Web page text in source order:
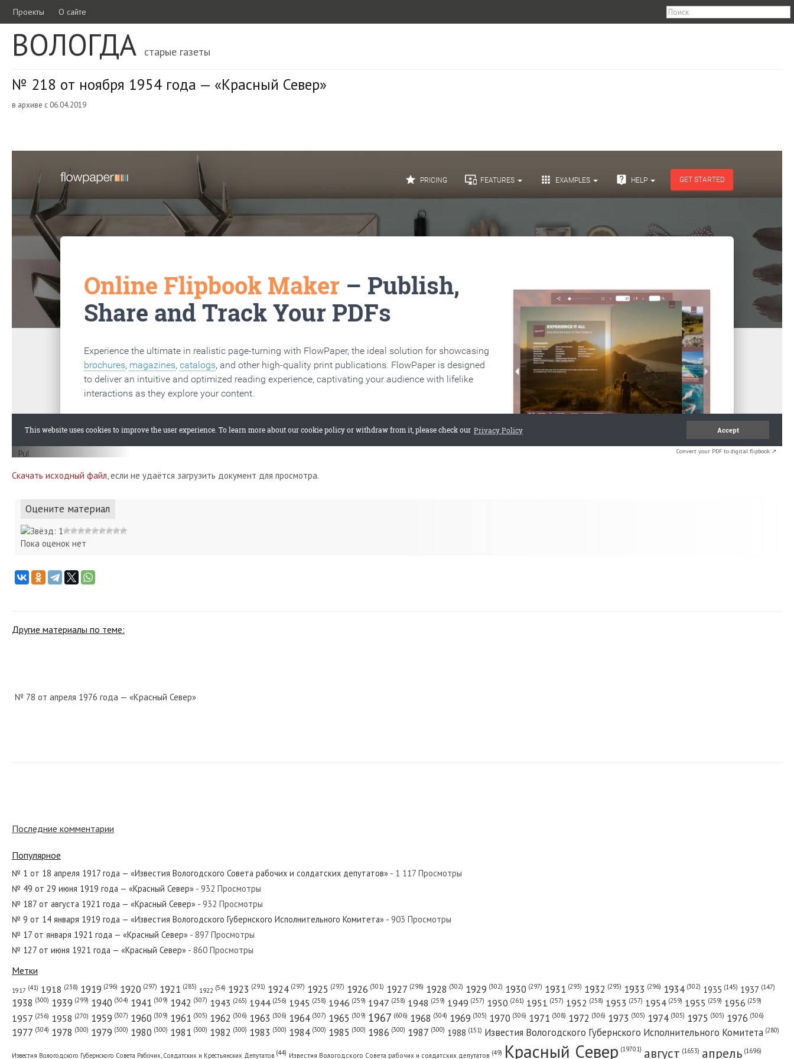
Проекты О сайте
ВОЛОГДА старые газеты
№ 218 от ноября 1954 года — «Красный Север»
в архиве с 06.04.2019
Convert your PDF to digital flipbook ↗
Скачать исходный файл, если не удаётся загрузить документ для просмотра.
Оцените материал
Пока оценок нет
Другие материалы по теме:
№ 78 от апреля 1976 года — «Красный Север»
№ 113 от июня 1945 года — «Красный Север»
№ 299 от декабря 1972 года — «Красный Север»
№ 70 от апреля 1956 года — «Красный Север»
Последние комментарии
Популярное
№ 1 от 18 апреля 1917 года — «Известия Вологодского Совета рабочих и солдатских депутатов» - 1 117 Просмотры
№ 49 от 29 июня 1919 года — «Красный Север» - 932 Просмотры
№ 187 от августа 1921 года — «Красный Север» - 932 Просмотры
№ 9 от 14 января 1919 года — «Известия Вологодского Губернского Исполнительного Комитета» - 903 Просмотры
№ 17 от января 1921 года — «Красный Север» - 897 Просмотры
№ 127 от июня 1921 года — «Красный Север» - 860 Просмотры
Метки
1917 (41) 1918 (238) 1919 (296) 1920 (297) 1921 (285) 1922 (54) 1923 (291) 1924 (297) 1925 (297) 1926 (301) 1927 (298) 1928 (302) 1929 (302) 1930 (297) 1931 (293) 1932 (295) 1933 (296) 1934 (302) 1935 (145) 1937 (147)
1938 (300) 1939 (299) 1940 (304) 1941 (309) 1942 (307) 1943 (265) 1944 (256) 1945 (258) 1946 (259) 1947 (258) 1948 (259) 1949 (257) 1950 (261) 1951 (257) 1952 (258) 1953 (257) 1954 (259) 1955 (259) 1956 (259)
1957 (256) 1958 (270) 1959 (307) 1960 (309) 1961 (305) 1962 (306) 1963 (306) 1964 (307) 1965 (309) 1967 (606) 1968 (304) 1969 (305) 1970 (306) 1971 (308) 1972 (306) 1973 (305) 1974 (305) 1975 (305) 1976 (306)
1977 (304) 1978 (300) 1979 (300) 1980 (300) 1981 (300) 1982 (300) 1983 (300) 1984 (300) 1985 (300) 1986 (300) 1987 (300) 1988 (151) Известия Вологодского Губернского Исполнительного Комитета (280)
Известия Вологодского Губернского Совета Рабочих, Солдатских и Крестьянских Депутатов (44) Известия Вологодского Совета рабочих и солдатских депутатов (49) Красный Cевер (19701) август (1653) апрель (1696)